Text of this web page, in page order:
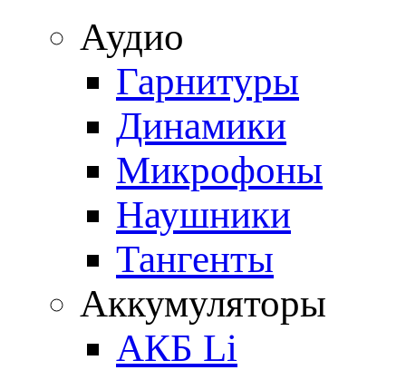
Аудио
Гарнитуры
Динамики
Микрофоны
Наушники
Тангенты
Аккумуляторы
АКБ Li